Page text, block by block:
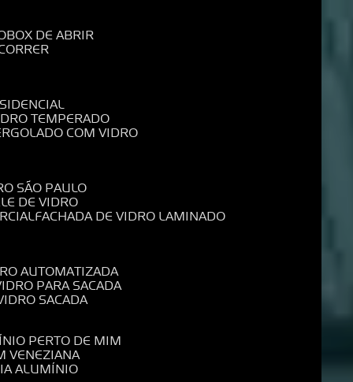
BOX DE ABRIR
TEMPERADO
COM VIDRO
SÃO PAULO
DE VIDRO
FACHADA DE VIDRO LAMINADO
AUTOMATIZADA
PARA SACADA
SACADA
PERTO DE MIM
VENEZIANA
ALUMÍNIO